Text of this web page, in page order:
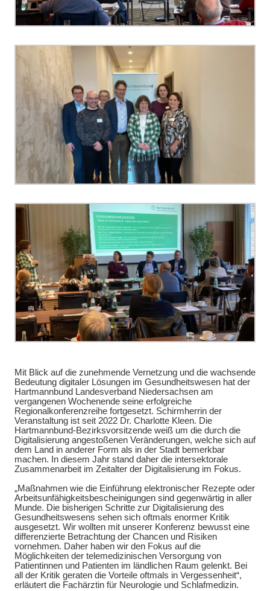
Mit Blick auf die zunehmende Vernetzung und die wachsende
Bedeutung digitaler Lösungen im Gesundheitswesen hat der
Hartmannbund Landesverband Niedersachsen am
vergangenen Wochenende seine erfolgreiche
Regionalkonferenzreihe fortgesetzt. Schirmherrin der
Veranstaltung ist seit 2022 Dr. Charlotte Kleen. Die
Hartmannbund-Bezirksvorsitzende weiß um die durch die
Digitalisierung angestoßenen Veränderungen, welche sich auf
dem Land in anderer Form als in der Stadt bemerkbar
machen.
In diesem Jahr stand daher die intersektorale
Zusammenarbeit im Zeitalter der Digitalisierung im Fokus.
„Maßnahmen wie die Einführung elektronischer Rezepte oder
Arbeitsunfähigkeitsbescheinigungen sind gegenwärtig in aller
Munde. Die bisherigen Schritte zur Digitalisierung des
Gesundheitswesens sehen sich oftmals enormer Kritik
ausgesetzt. Wir wollten mit unserer Konferenz bewusst eine
differenzierte Betrachtung der Chancen und Risiken
vornehmen. Daher haben wir den Fokus auf die
Möglichkeiten der telemedizinischen Versorgung von
Patientinnen und Patienten im ländlichen Raum gelenkt. Bei
all der Kritik geraten die Vorteile oftmals in Vergessenheit“,
erläutert die Fachärztin für Neurologie und Schlafmedizin.